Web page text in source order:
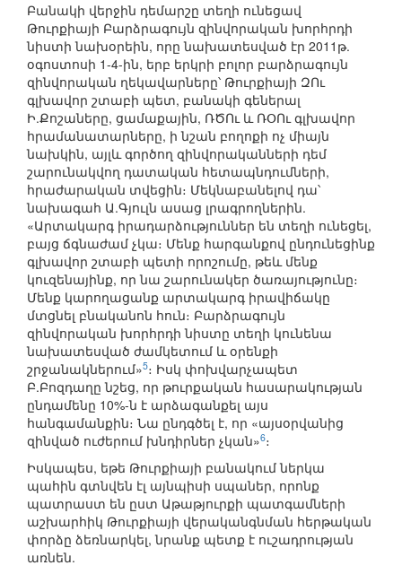
Բանակի վերջին դեմարշը տեղի ունեցավ
Թուրքիայի Բարձրագույն զինվորական խորհրդի
նիստի նախօրեին, որը նախատեսված էր 2011թ.
օգոստոսի 1-4-ին, երբ երկրի բոլոր բարձրագույն
զինվորական ղեկավարները՝ Թուրքիայի ԶՈւ
գլխավոր շտաբի պետ, բանակի գեներալ
Ի.Քոշաները, ցամաքային, ՌԾՈւ և ՌՕՈւ գլխավոր
հրամանատարները, ի նշան բողոքի ոչ միայն
նախկին, այլև գործող զինվորականների դեմ
շարունակվող դատական հետապնդումների,
հրաժարական տվեցին։ Մեկնաբանելով դա՝
նախագահ Ա.Գյուլն ասաց լրագրողներին.
«Արտակարգ իրադարձություններ են տեղի ունեցել,
բայց ճգնաժամ չկա։ Մենք հարգանքով ընդունեցինք
գլխավոր շտաբի պետի որոշումը, թեև մենք
կուզենայինք, որ նա շարունակեր ծառայությունը։
Մենք կարողացանք արտակարգ իրավիճակը
մտցնել բնականոն հուն։ Բարձրագույն
զինվորական խորհրդի նիստը տեղի կունենա
նախատեսված ժամկետում և օրենքի
շրջանակներում»5։ Իսկ փոխվարչապետ
Բ.Բոզդաղը նշեց, որ թուրքական հասարակության
ընդամենը 10%-ն է արձագանքել այս
հանգամանքին։ Նա ընդգծել է, որ «այսօրվանից
զինված ուժերում խնդիրներ չկան»6։
Իսկապես, եթե Թուրքիայի բանակում ներկա
պահին գտնվեն էլ այնպիսի սպաներ, որոնք
պատրաստ են ըստ Աթաթյուրքի պատգամների
աշխարհիկ Թուրքիայի վերականգնման հերթական
փորձը ձեռնարկել, նրանք պետք է ուշադրության
առնեն.